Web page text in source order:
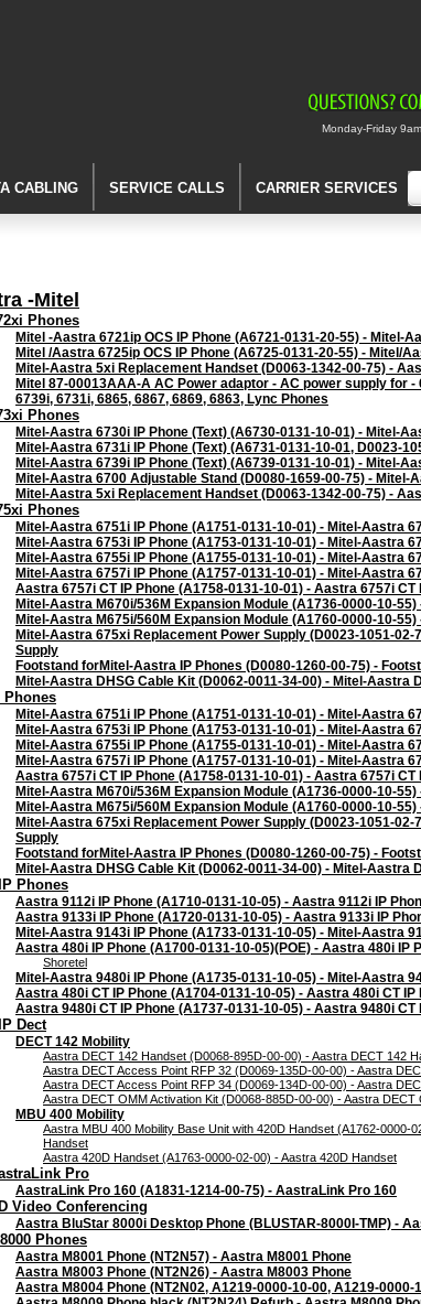
Monday-Friday
CABLING SERVICE CALLS CARRIER SERVICES
-Mitel
Phones
Mitel -Aastra 6721ip OCS IP Phone (A6721-0131-20-55) - Mitel-
Mitel /Aastra 6725ip OCS IP Phone (A6725-0131-20-55) - Mitel/
Mitel-Aastra 5xi Replacement Handset (D0063-1342-00-75) -
Mitel 87-00013AAA-A AC Power adaptor - AC power supply for -
6739i, 6731i, 6865, 6867, 6869, 6863, Lync Phones
Phones
Mitel-Aastra 6730i IP Phone (Text) (A6730-0131-10-01) - Mitel-
Mitel-Aastra 6731i IP Phone (Text) (A6731-0131-10-01, D0023-
Mitel-Aastra 6739i IP Phone (Text) (A6739-0131-10-01) - Mitel-
Mitel-Aastra 6700 Adjustable Stand (D0080-1659-00-75) - Mitel-
Mitel-Aastra 5xi Replacement Handset (D0063-1342-00-75) -
Phones
Mitel-Aastra 6751i IP Phone (A1751-0131-10-01) - Mitel-Aastra
Mitel-Aastra 6753i IP Phone (A1753-0131-10-01) - Mitel-Aastra
Mitel-Aastra 6755i IP Phone (A1755-0131-10-01) - Mitel-Aastra
Mitel-Aastra 6757i IP Phone (A1757-0131-10-01) - Mitel-Aastra
Aastra 6757i CT IP Phone (A1758-0131-10-01) - Aastra 6757i CT
Mitel-Aastra M670i/536M Expansion Module (A1736-0000-10-
Mitel-Aastra M675i/560M Expansion Module (A1760-0000-10-
Mitel-Aastra 675xi Replacement Power Supply (D0023-1051-
Supply
Footstand forMitel-Aastra IP Phones (D0080-1260-00-75) -
Mitel-Aastra DHSG Cable Kit (D0062-0011-34-00) - Mitel-Aastra
Phones
Mitel-Aastra 6751i IP Phone (A1751-0131-10-01) - Mitel-Aastra
Mitel-Aastra 6753i IP Phone (A1753-0131-10-01) - Mitel-Aastra
Mitel-Aastra 6755i IP Phone (A1755-0131-10-01) - Mitel-Aastra
Mitel-Aastra 6757i IP Phone (A1757-0131-10-01) - Mitel-Aastra
Aastra 6757i CT IP Phone (A1758-0131-10-01) - Aastra 6757i CT
Mitel-Aastra M670i/536M Expansion Module (A1736-0000-10-
Mitel-Aastra M675i/560M Expansion Module (A1760-0000-10-
Mitel-Aastra 675xi Replacement Power Supply (D0023-1051-
Supply
Footstand forMitel-Aastra IP Phones (D0080-1260-00-75) -
Mitel-Aastra DHSG Cable Kit (D0062-0011-34-00) - Mitel-Aastra
Phones
Aastra 9112i IP Phone (A1710-0131-10-05) - Aastra 9112i IP
Aastra 9133i IP Phone (A1720-0131-10-05) - Aastra 9133i IP
Mitel-Aastra 9143i IP Phone (A1733-0131-10-05) - Mitel-Aastra
Aastra 480i IP Phone (A1700-0131-10-05)(POE) - Aastra 480i IP
Shoretel
Mitel-Aastra 9480i IP Phone (A1735-0131-10-05) - Mitel-Aastra
Aastra 480i CT IP Phone (A1704-0131-10-05) - Aastra 480i CT IP
Aastra 9480i CT IP Phone (A1737-0131-10-05) - Aastra 9480i CT
Dect
DECT 142 Mobility
Aastra DECT 142 Handset (D0068-895D-00-00) - Aastra DECT 142
Aastra DECT Access Point RFP 32 (D0069-135D-00-00) - Aastra
Aastra DECT Access Point RFP 34 (D0069-134D-00-00) - Aastra
Aastra DECT OMM Activation Kit (D0068-885D-00-00) - Aastra DECT
MBU 400 Mobility
Aastra MBU 400 Mobility Base Unit with 420D Handset (A1762-0000-
Handset
Aastra 420D Handset (A1763-0000-02-00) - Aastra 420D Handset
Pro
AastraLink Pro 160 (A1831-1214-00-75) - AastraLink Pro 160
Video Conferencing
Aastra BluStar 8000i Desktop Phone (BLUSTAR-8000I-TMP) -
Phones
Aastra M8001 Phone (NT2N57) - Aastra M8001 Phone
Aastra M8003 Phone (NT2N26) - Aastra M8003 Phone
Aastra M8004 Phone (NT2N02, A1219-0000-10-00, A1219-